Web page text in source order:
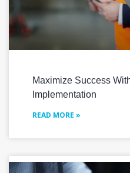
Maximize Success
Implementation
READ MORE »